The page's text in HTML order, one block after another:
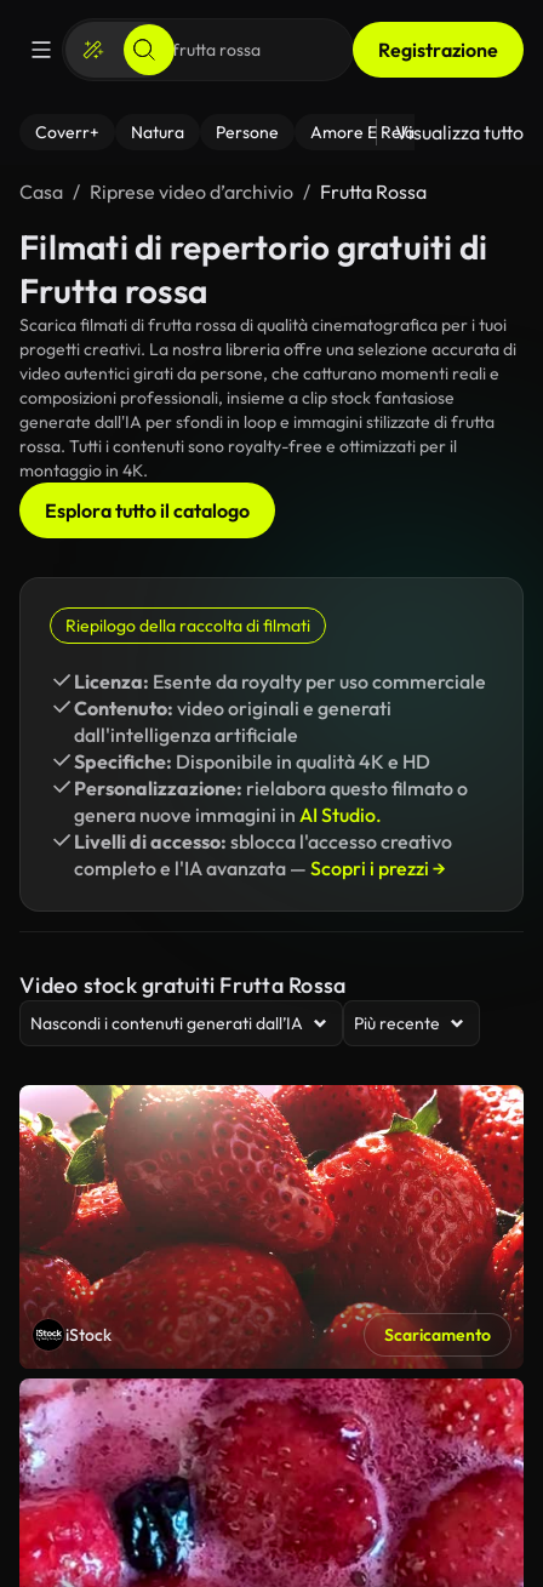
Registrazione
Coverr+ Natura Persone Amore E Relazioni Il
Visualizza tutto
Casa Riprese video d’archivio Frutta Rossa
Filmati di repertorio gratuiti di
Frutta rossa
Scarica filmati di frutta rossa di qualità cinematografica per i tuoi
progetti creativi. La nostra libreria offre una selezione accurata di
video autentici girati da persone, che catturano momenti reali e
composizioni professionali, insieme a clip stock fantasiose
generate dall'IA per sfondi in loop e immagini stilizzate di frutta
rossa. Tutti i contenuti sono royalty-free e ottimizzati per il
montaggio in 4K.
Esplora tutto il catalogo
Riepilogo della raccolta di filmati
Licenza: Esente da royalty per uso commerciale
Contenuto: video originali e generati
dall'intelligenza artificiale
Specifiche: Disponibile in qualità 4K e HD
Personalizzazione: rielabora questo filmato o
genera nuove immagini in AI Studio.
Livelli di accesso: sblocca l'accesso creativo
completo e l'IA avanzata — Scopri i prezzi →
Video stock gratuiti Frutta Rossa
Nascondi i contenuti generati dall’IA Più recente
iStock Scaricamento